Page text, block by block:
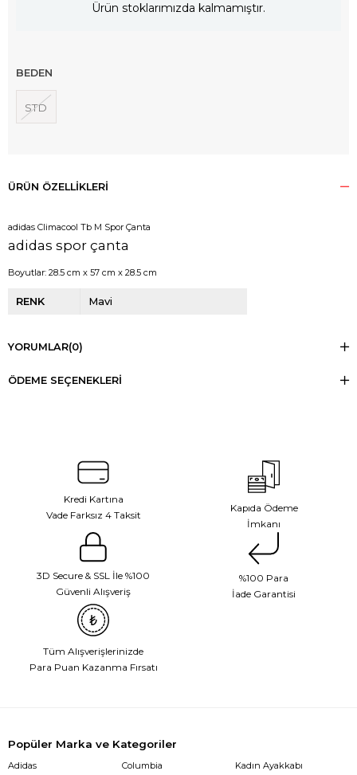
Ürün stoklarımızda kalmamıştır.
BEDEN
STD
ÜRÜN ÖZELLIKLERI
adidas Climacool Tb M Spor Çanta
adidas spor çanta
Boyutlar: 28.5 cm x 57 cm x 28.5 cm
RENK Mavi
YORUMLAR(0)
ÖDEME SEÇENEKLERI
Kredi Kartına
Vade Farksız 4 Taksit
Kapıda Ödeme
İmkanı
3D Secure & SSL İle %100
Güvenli Alışveriş
%100 Para
İade Garantisi
Tüm Alışverişlerinizde
Para Puan Kazanma Fırsatı
Popüler Marka ve Kategoriler
Adidas
Columbia
Kadın Ayakkabı